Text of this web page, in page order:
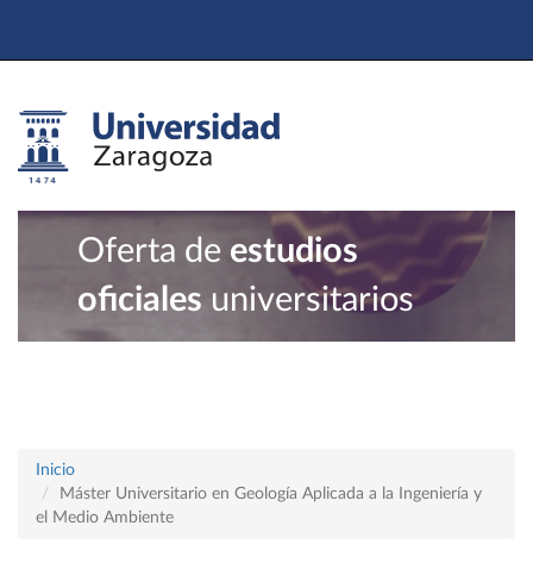
Oferta de estudios
oficiales universitarios
Inicio
Máster Universitario en Geología Aplicada a la Ingeniería y
el Medio Ambiente